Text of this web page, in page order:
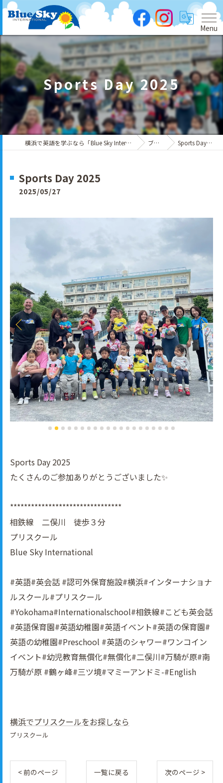
Menu
Sports Day 2025
横浜で英語を学ぶなら「Blue Sky International」 ブログ Sports Day 2025
Sports Day 2025
2025/05/27
Sports Day 2025
たくさんのご参加ありがとうございました✨
********************************
相鉄線 二俣川 徒歩３分
プリスクール
Blue Sky International
#英語#英会話 #認可外保育施設#横浜#インターナショナ
ルスクール#プリスクール
#Yokohama#Internationalschool#相鉄線#こども英会話
#英語保育園#英語幼稚園#英語イべント#英語の保育園#
英語の幼稚園#Preschool #英語のシャワー#ワンコイン
イベント#幼児教育無償化#無償化#二俣川#万騎が原#南
万騎が原 #鶴ヶ峰#三ツ境#マミーアンドミ-#English
横浜でプリスクールをお探しなら
プリスクール
< 前のページ 一覧に戻る 次のページ >